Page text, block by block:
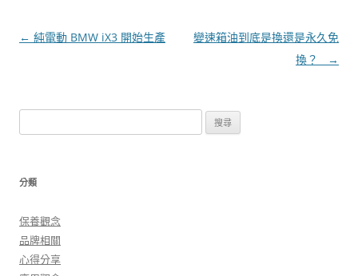
文
← 純電動 BMW iX3 開始生產
變速箱油到底是換還是永久免
換？
→
尋
鍵
分類
保養觀念
品牌相關
心得分享